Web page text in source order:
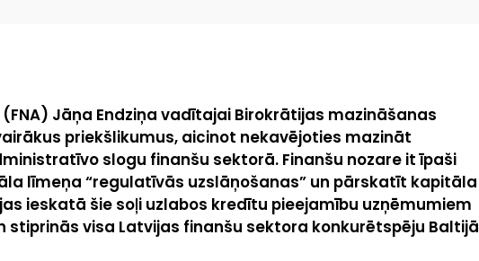
Jāņa Endziņa vadītajai Birokrātijas mazināšanas
priekšlikumus, aicinot nekavējoties mazināt
slogu finanšu sektorā. Finanšu nozare it īpaši
līmeņa “regulatīvās uzslāņošanas” un pārskatīt kapitāla
ieskatā šie soļi uzlabos kredītu pieejamību uzņēmumiem
stiprinās visa Latvijas finanšu sektora konkurētspēju Baltijā